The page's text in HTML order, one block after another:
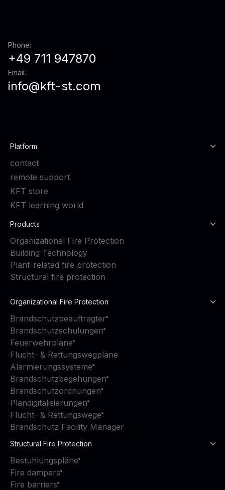
Phone:
+49 711 947870
Email:
info@kft-st.com
Platform
contact
remote support
KFT store
KFT learning world
Products
Organizational Fire Protection
Building Technology
Plant-related fire protection
Structural fire protection
Organizational Fire Protection
Brandschutzbeauftragter
Brandschutzschulungen
Feuerwehrpläne
Flucht- & Rettungswegpläne
Alarmierungssysteme
Brandschutzbegehungen
Brandschutzordnungen
Plandigitalisierungen
Flucht- & Rettungswege
Brandschutz Facility Manager
Structural Fire Protection
Bestuhlungspläne
Fire dampers
Fire barriers